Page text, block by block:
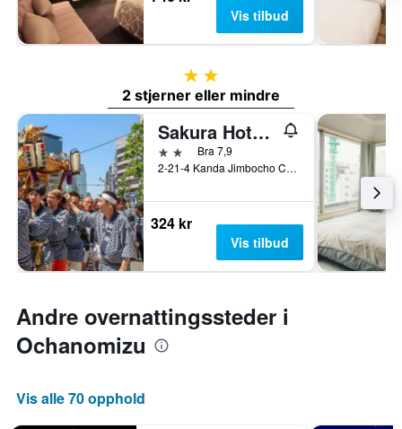
Vis tilbud
2 stjerner
2 stjerner eller mindre
Sakura Hotel Jimbocho - Hostel
2 stjernerBra 7,9
2-21-4 Kanda Jimbocho Chiyoda-ku, Tokyo, Japan
324 kr
Vis tilbud
Andre overnattingssteder i
Ochanomizu
Vis alle 70 opphold